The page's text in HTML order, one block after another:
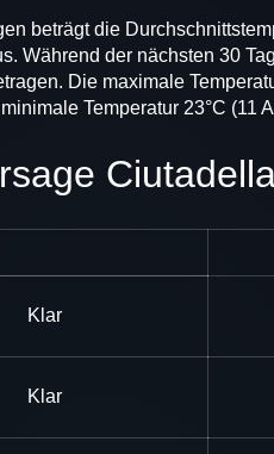
beträgt die
Während der nächsten 30
Die maximale
Temperatur 23°C (11
Klar
Klar